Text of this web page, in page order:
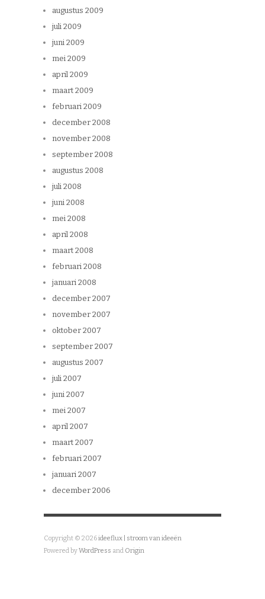
augustus 2009
juli 2009
juni 2009
mei 2009
april 2009
maart 2009
februari 2009
december 2008
november 2008
september 2008
augustus 2008
juli 2008
juni 2008
mei 2008
april 2008
maart 2008
februari 2008
januari 2008
december 2007
november 2007
oktober 2007
september 2007
augustus 2007
juli 2007
juni 2007
mei 2007
april 2007
maart 2007
februari 2007
januari 2007
december 2006
Copyright © 2026ideeflux | stroom van ideeën
Powered byWordPress and Origin